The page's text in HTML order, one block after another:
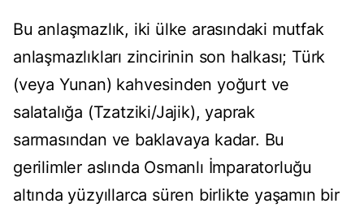
Bu anlaşmazlık, iki ülke arasındaki mutfak
anlaşmazlıkları zincirinin son halkası; Türk
(veya Yunan) kahvesinden yoğurt ve
salatalığa (Tzatziki/Jajik), yaprak
sarmasından ve baklavaya kadar. Bu
gerilimler aslında Osmanlı İmparatorluğu
altında yüzyıllarca süren birlikte yaşamın bir